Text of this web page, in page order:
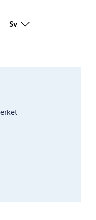
Byt språk
Nuvarande språk: Svenska
Sv